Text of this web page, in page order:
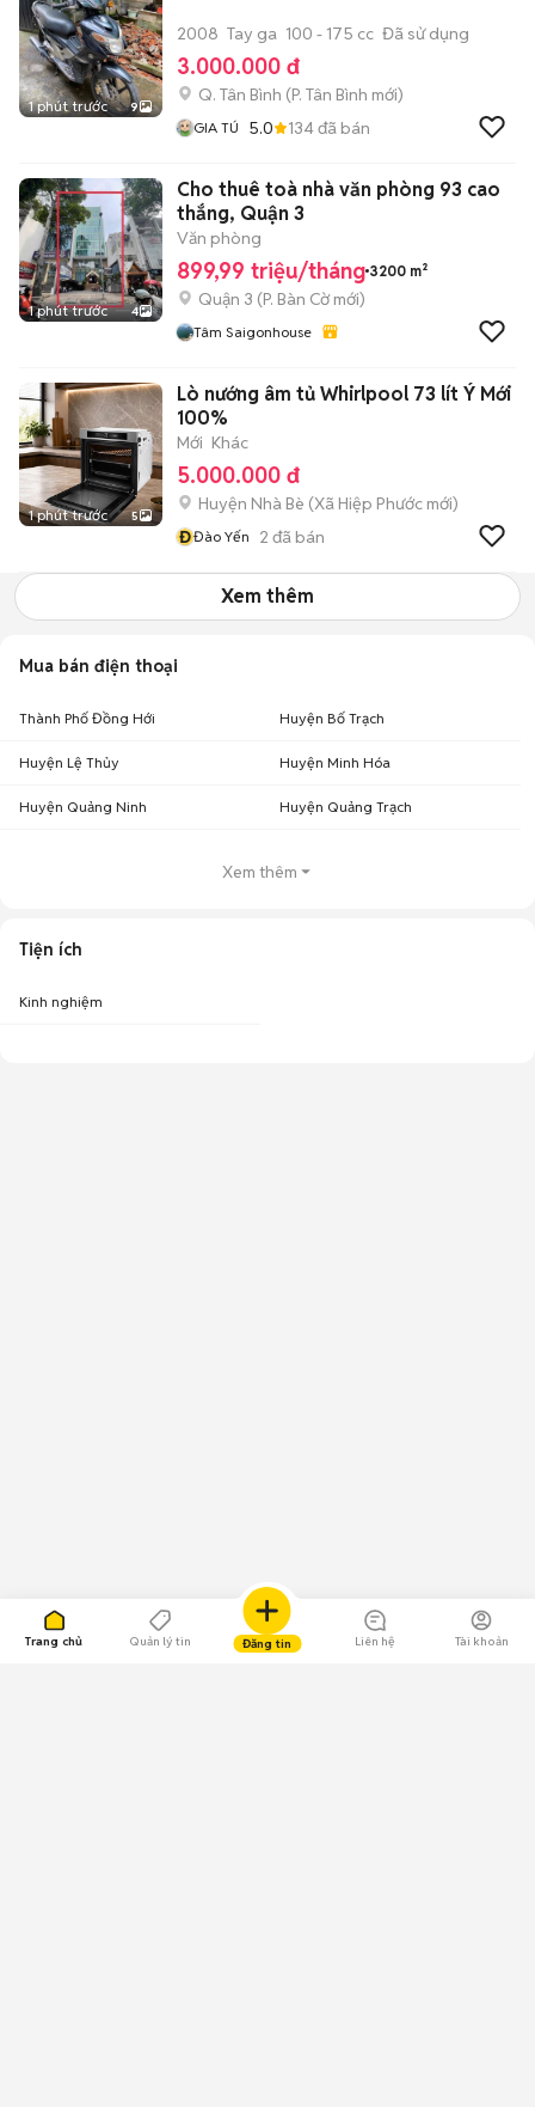
Trang chủ Quản lý tin Đăng tin Liên hệ Tài khoản
1 phút trước 9
2008 Tay ga 100 - 175 cc Đã sử dụng
3.000.000 đ
Q. Tân Bình (P. Tân Bình mới)
GIA TÚ 5.0 134đã bán
1 phút trước 4
Cho thuê toà nhà văn phòng 93 cao
thắng, Quận 3
Văn phòng
899,99 triệu/tháng 3200 m²
Quận 3 (P. Bàn Cờmới)
Tâm Saigonhouse
1 phút trước 5
Lò nướng âm tủ Whirlpool 73 lít Ý Mới
100%
Mới Khác
5.000.000 đ
Huyện Nhà Bè (Xã Hiệp Phước mới)
ĐĐào Yến 2 đã bán
Xem thêm
Mua bán điện thoại
Thành Phố Đồng Hới Huyện Bố Trạch
Huyện Lệ Thủy Huyện Minh Hóa
Huyện Quảng Ninh Huyện Quảng Trạch
Xem thêm
Tiện ích
Kinh nghiệm